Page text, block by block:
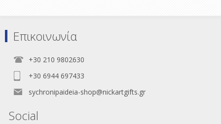
Επικοινωνία
+30 210 9802630
+30 6944 697433
sychronipaideia-shop@nickartgifts.gr
Social